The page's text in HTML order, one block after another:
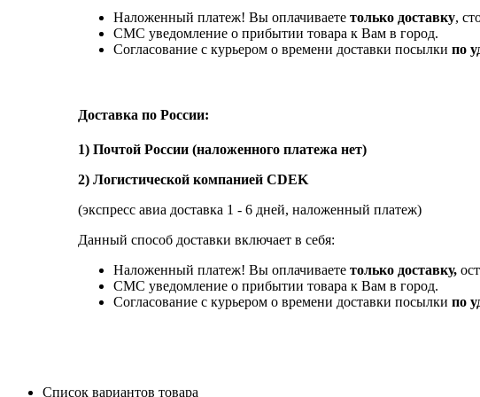
Наложенный платеж! Вы оплачиваете только доставку,
СМС уведомление о прибытии товара к Вам в город.
Согласование с курьером о времени доставки посылки по
Доставка по России:
1) Почтой России (наложенного платежа нет)
2) Логистической компанией CDEK
(экспресс авиа доставка 1 - 6 дней, наложенный платеж)
Данный способ доставки включает в себя:
Наложенный платеж! Вы оплачиваете только доставку,
СМС уведомление о прибытии товара к Вам в город.
Согласование с курьером о времени доставки посылки по
Список вариантов товара